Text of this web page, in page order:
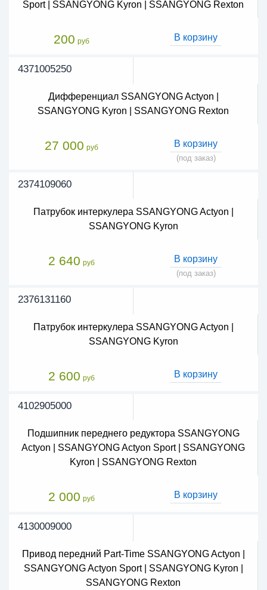
Sport | SSANGYONG Kyron | SSANGYONG Rexton
200 руб В корзину
4371005250
Дифференциал SSANGYONG Actyon |
SSANGYONG Kyron | SSANGYONG Rexton
27 000 руб В корзину
(под заказ)
2374109060
Патрубок интеркулера SSANGYONG Actyon |
SSANGYONG Kyron
2 640 руб В корзину
(под заказ)
2376131160
Патрубок интеркулера SSANGYONG Actyon |
SSANGYONG Kyron
2 600 руб В корзину
4102905000
Подшипник переднего редуктора SSANGYONG
Actyon | SSANGYONG Actyon Sport | SSANGYONG
Kyron | SSANGYONG Rexton
2 000 руб В корзину
4130009000
Привод передний Part-Time SSANGYONG Actyon |
SSANGYONG Actyon Sport | SSANGYONG Kyron |
SSANGYONG Rexton